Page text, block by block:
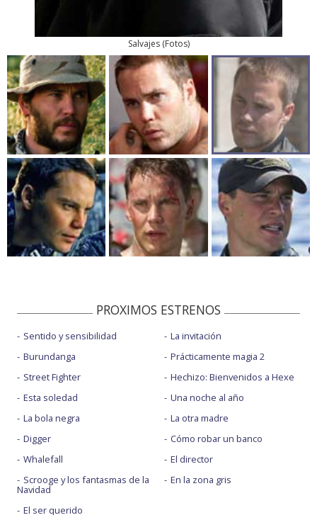
Salvajes(Fotos)
PROXIMOS ESTRENOS
Sentido y sensibilidad
Burundanga
Street Fighter
Esta soledad
La bola negra
Digger
Whalefall
Scrooge y los fantasmas de la
Navidad
El ser querido
La invitación
Prácticamente magia 2
Hechizo: Bienvenidos a Hexe
Una noche al año
La otra madre
Cómo robar un banco
El director
En la zona gris